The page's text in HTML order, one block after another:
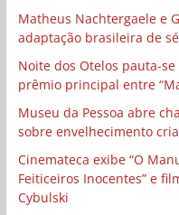
Matheus Nachtergaele e
adaptação brasileira de
Noite dos Otelos pauta-
prêmio principal entre
Museu da Pessoa abre
sobre envelhecimento
Cinemateca exibe “O
Feiticeiros Inocentes” e
Cybulski